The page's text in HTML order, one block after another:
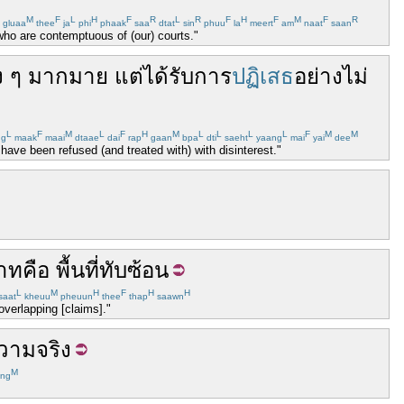
gluaaM theeF jaL phiH phaakF saaR dtatL sinR phuuF laH meertF amM naatF saanR
are contemptuous of (our) courts."
ๆ มากมาย แต่ได้รับการปฏิเสธอย่างไม่
L maakF maaiM dtaaeL daiF rapH gaanM bpaL dtiL saehtL yaangL maiF yaiM deeM
been refused (and treated with) with disinterest."
ทคือ พื้นที่ทับซ้อน
L kheuuM pheuunH theeF thapH saawnH
[claims]."
ามจริง
M